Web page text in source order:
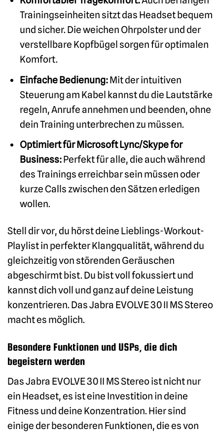
Trainingseinheiten sitzt das Headset bequem
und sicher. Die weichen Ohrpolster und der
verstellbare Kopfbügel sorgen für optimalen
Komfort.
Einfache Bedienung:Mit der intuitiven
Steuerung am Kabel kannst du die Lautstärke
regeln, Anrufe annehmen und beenden, ohne
dein Training unterbrechen zu müssen.
Optimiert für Microsoft Lync/Skype for
Business:Perfekt für alle, die auch während
des Trainings erreichbar sein müssen oder
kurze Calls zwischen den Sätzen erledigen
wollen.
Stell dir vor, du hörst deine Lieblings-Workout-
Playlist in perfekter Klangqualität, während du
gleichzeitig von störenden Geräuschen
abgeschirmt bist. Du bist voll fokussiert und
kannst dich voll und ganz auf deine Leistung
konzentrieren. Das Jabra EVOLVE 30 II MS Stereo
macht es möglich.
Besondere Funktionen und USPs, die dich
begeistern werden
Das Jabra EVOLVE 30 II MS Stereo ist nicht nur
ein Headset, es ist eine Investition in deine
Fitness und deine Konzentration. Hier sind
einige der besonderen Funktionen, die es von